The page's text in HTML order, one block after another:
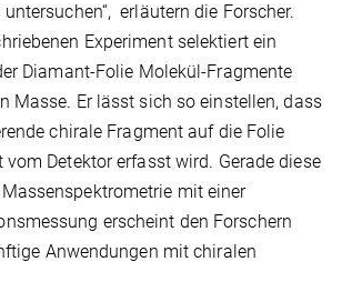
erläutern die Forscher.
Experiment selektiert ein
Diamant-Folie Molekül-Fragmente
Masse. Er lässt sich so einstellen, dass
chirale Fragment auf die Folie
Detektor erfasst wird. Gerade diese
mit einer
erscheint den Forschern
Anwendungen mit chiralen